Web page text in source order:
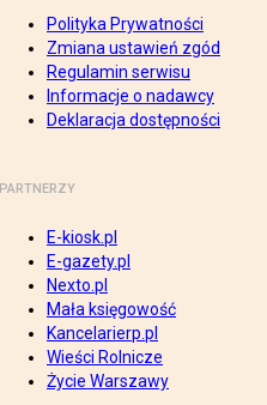
Polityka Prywatności
Zmiana ustawień zgód
Regulamin serwisu
Informacje o nadawcy
Deklaracja dostępności
PARTNERZY
E-kiosk.pl
E-gazety.pl
Nexto.pl
Mała księgowość
Kancelarierp.pl
Wieści Rolnicze
Życie Warszawy